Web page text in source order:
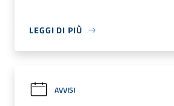
LEGGI DI PIÙ
AVVISI